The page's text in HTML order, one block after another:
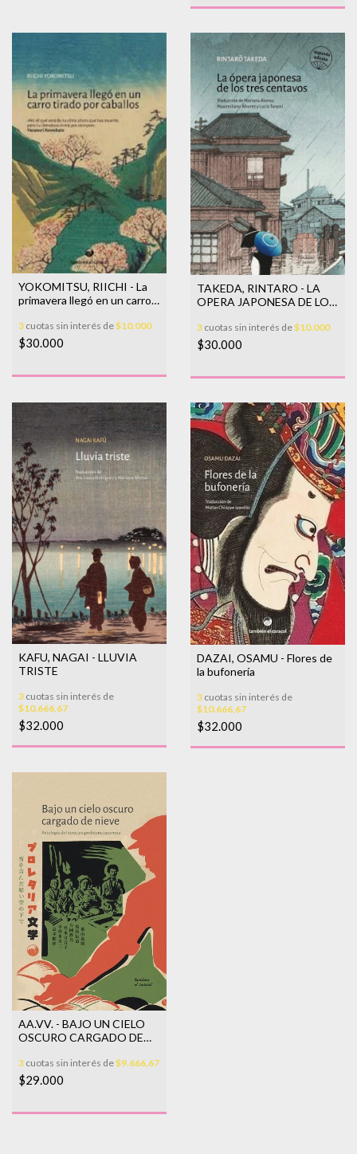
YOKOMITSU, RIICHI - La
primavera llegó en un carro
edición)
3 cuotas sin interés de$10.000
$30.000
TAKEDA, RINTARO - LA
OPERA JAPONESA DE LOS
3 cuotas sin interés de$10.000
$30.000
KAFU, NAGAI - LLUVIA
TRISTE
3 cuotas sin interés de
$10.666,67
$32.000
DAZAI, OSAMU - Flores de
la bufonería
3 cuotas sin interés de
$10.666,67
$32.000
AA.VV. - BAJO UN CIELO
OSCURO CARGADO DE
3 cuotas sin interés de$9.666,67
$29.000